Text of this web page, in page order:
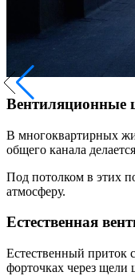
Вентиляционные
В многоквартирных
общего канала
Под потолком в этих
атмосферу.
Естественная
Естественный приток
форточках через щели